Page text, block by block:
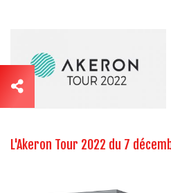
L'Akeron Tour 2022 du 7